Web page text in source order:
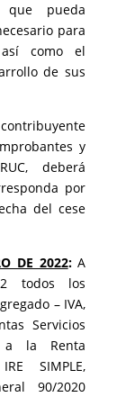
que pueda
para
como el
de sus
y
deberá
por
del cese
DE 2022:A
todos los
– IVA,
Servicios
a la Renta
SIMPLE,
90/2020